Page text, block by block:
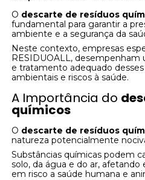
O descarte de resíduos
fundamental para garantir a
ambiente e a segurança da
Neste contexto, empresas
RESIDUOALL, desempenham
e tratamento adequado
ambientais e riscos à saúde.
A Importância do
químicos
O descarte de resíduos
natureza potencialmente
Substâncias químicas podem
solo, da água e do ar,
em risco a saúde humana e